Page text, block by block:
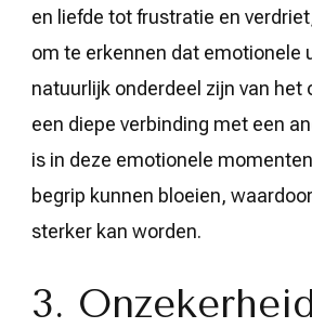
en liefde tot frustratie en
om te erkennen dat emotionele
natuurlijk onderdeel zijn van het
een diepe verbinding met een
is in deze emotionele
begrip kunnen bloeien,
sterker kan worden.
3.